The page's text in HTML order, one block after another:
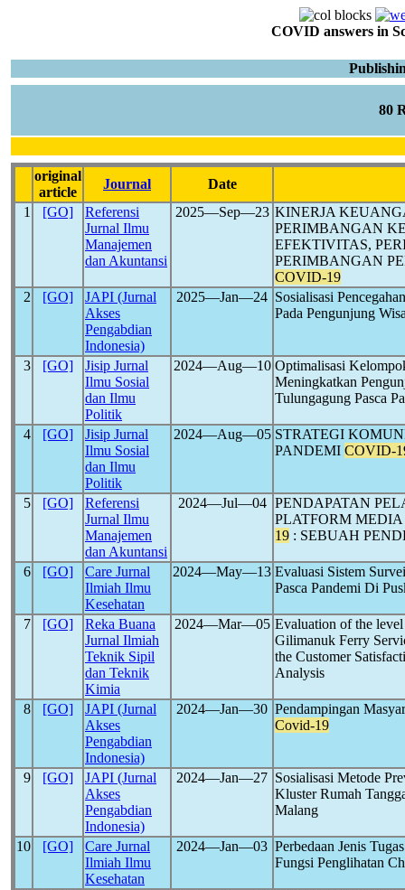
COVID answers in
80
original
article
Journal
Date
1
[GO]
Referensi
Jurnal Ilmu
Manajemen
dan Akuntansi
2025―Sep―23 KINERJA
PERIMBANGAN
EFEKTIVITAS,
PERIMBANGAN
COVID-19
2
[GO]
JAPI (Jurnal
Akses
Pengabdian
Indonesia)
2025―Jan―24 Sosialisasi
Pada Pengunjung
3 [GO]
Jisip Jurnal
Ilmu Sosial
dan Ilmu
Politik
2024―Aug―10 Optimalisasi
Meningkatkan
Tulungagung Pasca
4 [GO]
Jisip Jurnal
Ilmu Sosial
dan Ilmu
Politik
2024―Aug―05 STRATEGI
PANDEMI COVID-
5 [GO]
Referensi
Jurnal Ilmu
Manajemen
dan Akuntansi
2024―Jul―04 PENDAPATAN
PLATFORM
19 : SEBUAH
6 [GO]
Care Jurnal
Ilmiah Ilmu
Kesehatan
2024―May―13 Evaluasi Sistem
Pasca Pandemi Di
7 [GO]
Reka Buana
Jurnal Ilmiah
Teknik Sipil
dan Teknik
Kimia
2024―Mar―05 Evaluation of the
Gilimanuk Ferry
the Customer
Analysis
8 [GO]
JAPI (Jurnal
Akses
Pengabdian
Indonesia)
2024―Jan―30 Pendampingan
Covid-19
9 [GO]
JAPI (Jurnal
Akses
Pengabdian
Indonesia)
2024―Jan―27 Sosialisasi Metode
Kluster Rumah
Malang
10 [GO]
Care Jurnal
Ilmiah Ilmu
Kesehatan
2024―Jan―03 Perbedaan Jenis
Fungsi Penglihatan